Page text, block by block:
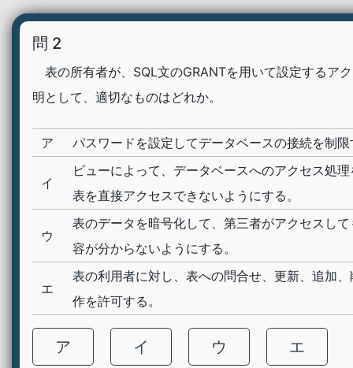
問 2
表の所有者が、SQL文のGRANTを用いて設定するア
明として、適切なものはどれか。
ア パスワードを設定してデータベースの接続を制
イ
ビューによって、データベースへのアクセス処
表を直接アクセスできないようにする。
ウ
表のデータを暗号化して、第三者がアクセスし
容が分からないようにする。
エ
表の利用者に対し、表への問合せ、更新、追加
作を許可する。
ア イ ウ エ